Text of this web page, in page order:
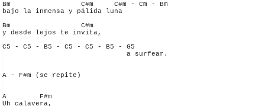
Bm                 C#m     C#m - Cm - Bm
bajo la inmensa y pálida luna
Bm                 C#m
y desde lejos te invita,
C5 - C5 - B5 - C5 - C5 - B5 - G5
                              a surfear.
A - F#m (se repite)
A        F#m
Uh calavera,